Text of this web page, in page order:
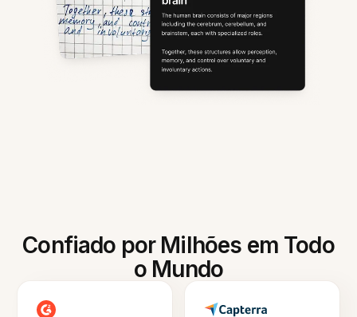
Confiado por Milhões em Todo
o Mundo